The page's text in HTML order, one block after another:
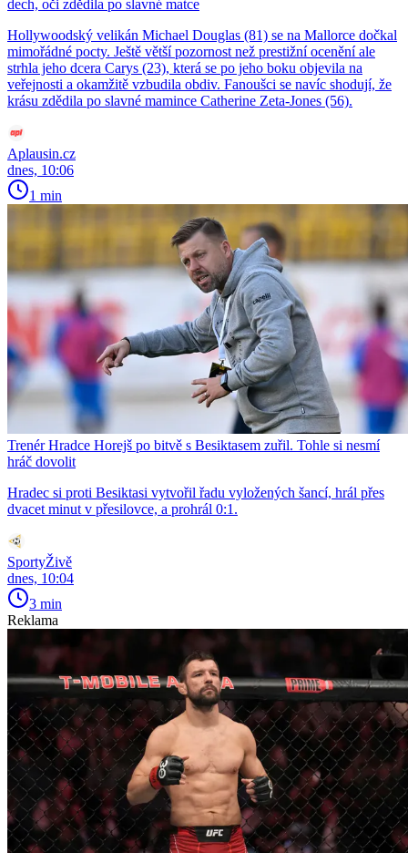
dech, oči zdědila po slavné matce
Hollywoodský velikán Michael Douglas (81) se na Mallorce dočkal
mimořádné pocty. Ještě větší pozornost než prestižní ocenění ale
strhla jeho dcera Carys (23), která se po jeho boku objevila na
veřejnosti a okamžitě vzbudila obdiv. Fanoušci se navíc shodují, že
krásu zdědila po slavné mamince Catherine Zeta-Jones (56).
Aplausin.cz
dnes, 10:06
1 min
Trenér Hradce Horejš po bitvě s Besiktasem zuřil. Tohle si nesmí
hráč dovolit
Hradec si proti Besiktasi vytvořil řadu vyložených šancí, hrál přes
dvacet minut v přesilovce, a prohrál 0:1.
SportyŽivě
dnes, 10:04
3 min
Reklama